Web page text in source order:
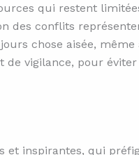
qui restent
des conflits
chose aisée,
vigilance, pour
et inspirantes, qui